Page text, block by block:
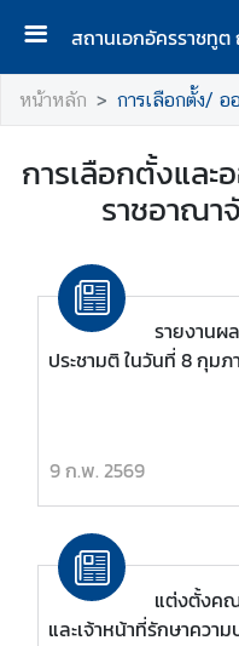
สถานเอกอัครราชทู
ห
น้
แ
ส
ถ
น
อั
ค
ร
ร
า
ช
หน้าหลัก การเลือกตั้ง/ อ
การเลือกตั้งและ
ราชอาณา
รายงานผ
ประชามติ ในวันที่ 8 กุม
9 ก.พ. 2569
แต่งตั้งคณ
และเจ้าหน้าที่รักษาควา